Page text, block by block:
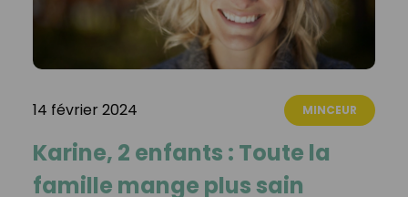
14 février 2024 MINCEUR
Karine, 2 enfants : Toute la
famille mange plus sain